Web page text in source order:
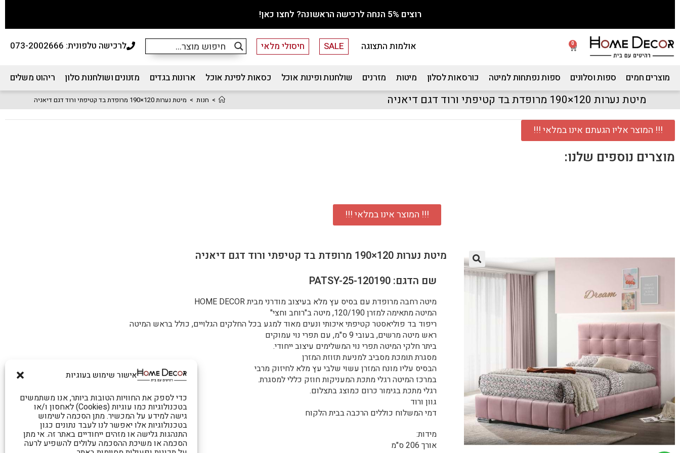
אישור שימוש בעוגיות
כדי לספק את החוויות הטובות ביותר, אנו משתמשים
בטכנולוגיות כמו עוגיות (Cookies) לאחסון ו/או
גישה למידע על המכשיר. מתן הסכמה לשימוש
בטכנולוגיות אלו יאפשר לנו לעבד נתונים כגון
התנהגות גלישה או מזהים ייחודיים באתר זה. אי מתן
הסכמה או משיכת ההסכמה עלולים להשפיע לרעה
רוצים 5% הנחה לרכישה הראשונה? לחצו כאן!
0 אולמות התצוגה SALE חיסולי מלאי לרכישה טלפונית: 073-2002666
מוצרים חמים ספות וסלונים ספות נפתחות למיטה כורסאות לסלון מיטות מזרנים שולחנות ופינות אוכל כסאות לפינת אוכל ארונות בגדים מזנונים ושולחנות סלון ריהוט משלים
מיטת נערות 120×190 מרופדת בד קטיפתי ורוד דגם דיאניה > חנות > מיטת נערות 120×190 מרופדת בד קטיפתי ורוד דגם דיאניה
!!! המוצר אליו הגעתם אינו במלאי !!!
מוצרים נוספים שלנו:
!!! המוצר אינו במלאי !!!
מיטת נערות 120×190 מרופדת בד קטיפתי ורוד דגם דיאניה
שם הדגם: PATSY-25-120190
מיטה רחבה מרופדת עם בסיס עץ מלא בעיצוב מודרני מבית HOME DECOR
המיטה מתאימה למזרן 120/190, מיטה ב"רוחב וחצי"
ריפוד בד פוליאסטר קטיפתי איכותי ונעים מאוד למגע בכל החלקים הגלויים, כולל בראש המיטה
ראש מיטה מרשים, בעובי 9 ס"מ, עם תפרי נוי עמוקים
ביתר חלקי המיטה תפרי נוי המשלימים עיצוב ייחודי.
מסגרת תומכת מסביב למניעת תזוזת המזרן
הבסיס עליו מונח המזרן עשוי שלבי עץ מלא לחיזוק מרבי
במרכז המיטה רגלי מתכת המעניקות חוזק כללי למסגרת.
רגלי מתכת בגימור כרום כמוצג בתצלום.
גוון ורוד
דמי המשלוח כוללים הרכבה בבית הלקוח
מידות:
אורך 206 ס"מ